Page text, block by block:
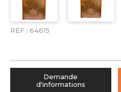
RÉF : 64615
Demande
d'informations